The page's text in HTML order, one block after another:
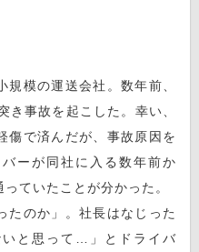
模の運送会社。数年前、
き事故を起こした。幸い、
傷で済んだが、事故原因を
ーが同社に入る数年前か
ていたことが分かった。
のか」。社長はなじった
と思って…」とドライバ